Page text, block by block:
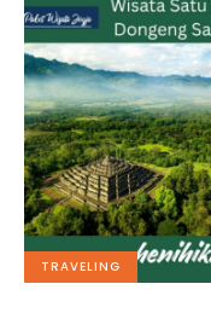
TRAVELING